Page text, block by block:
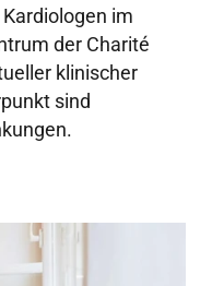
im
der Charité
klinischer
sind